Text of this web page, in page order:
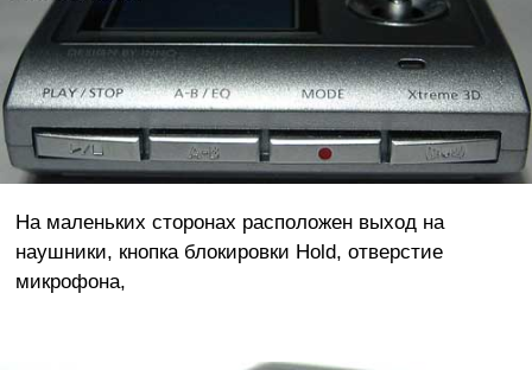
На маленьких сторонах расположен выход на
наушники, кнопка блокировки Hold, отверстие
микрофона,